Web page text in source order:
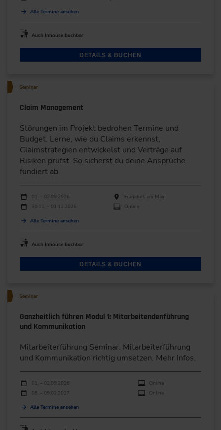
Alle Termine ansehen
Auch Inhouse buchbar
DETAILS & BUCHEN
Seminar
Claim Management
Störungen im Projekt bedrohen Termine und
Budget. Lerne, wie du Claims erkennst,
Claimstrategien entwickelst und Verträge auf
Risiken prüfst. So sicherst du deine Ansprüche
fundiert ab.
Durchführungen
Veranstaltungsdatum
01. – 02.09.2026
Frankfurt am Main
30.11. – 01.12.2026
Online
Alle Termine ansehen
Auch Inhouse buchbar
DETAILS & BUCHEN
Seminar
Ganzheitlich führen Modul 1: Mitarbeitendenführung
und Kommunikation
Mitarbeiterführung Seminar: Mitarbeiterführung
und Kommunikation richtig umsetzen. Mehr Infos.
Durchführungen
Veranstaltungsdatum
01. – 02.09.2026
Online
08. – 09.02.2027
Online
Alle Termine ansehen